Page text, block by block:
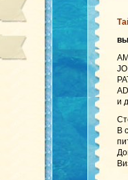
и
В